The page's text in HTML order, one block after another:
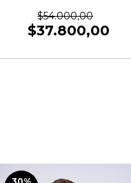
$54.000,00
$37.800,00